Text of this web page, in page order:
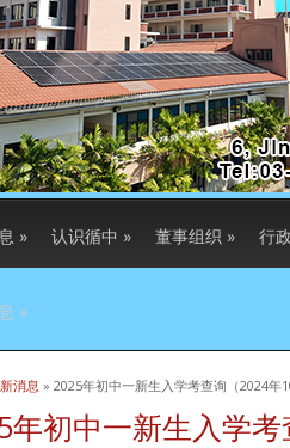
» 认识循中 » 董事组织 » 行
»
置
消息 » 2025年初中一新生入学考查询（2024年
年初中一新生入学